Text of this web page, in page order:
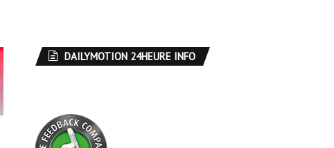
DAILYMOTION 24HEURE INFO